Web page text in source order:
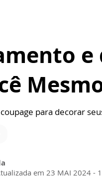
para decorar
em 23 MAI 2024 -